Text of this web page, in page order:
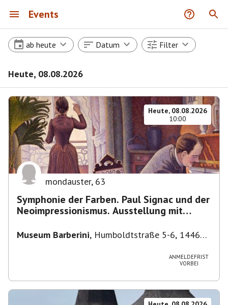
Events
ab heute Datum Filter
Heute, 08.08.2026
Heute, 08.08.2026
10:00
mondauster, 63
Symphonie der Farben. Paul Signac und der
Neoimpressionismus. Ausstellung mit
Museum Barberini, Humboldtstraße 5-6, 14467
ANMELDEFRIST
VORBEI